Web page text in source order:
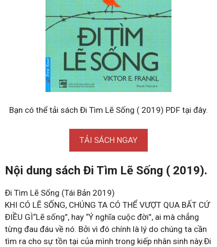
Bạn có thể tải sách Đi Tìm Lẽ Sống ( 2019) PDF tại đây.
TẢI SÁCH NGAY
Nội dung sách Đi Tìm Lẽ Sống ( 2019).
Đi Tìm Lẽ Sống (Tái Bản 2019)
KHI CÓ LẼ SỐNG, CHÚNG TA CÓ THỂ VƯỢT QUA BẤT CỨ
ĐIỀU GÌ“Lẽ sống”, hay “Ý nghĩa cuộc đời”, ai mà chẳng
từng đau đáu về nó. Bởi vì đó chính là lý do chúng ta cần
tìm ra cho sự tồn tại của mình trong kiếp nhân sinh này.Đi